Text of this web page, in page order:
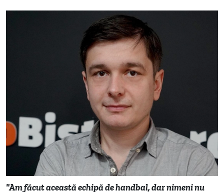
"Am făcut această echipă de handbal, dar nimeni nu